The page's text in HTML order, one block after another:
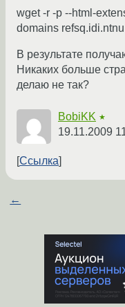
wget -r -p --html-
domains
В результате
Никаких больше
делаю не так?
BobiKK ★
19.11.2009
Ссылка
←